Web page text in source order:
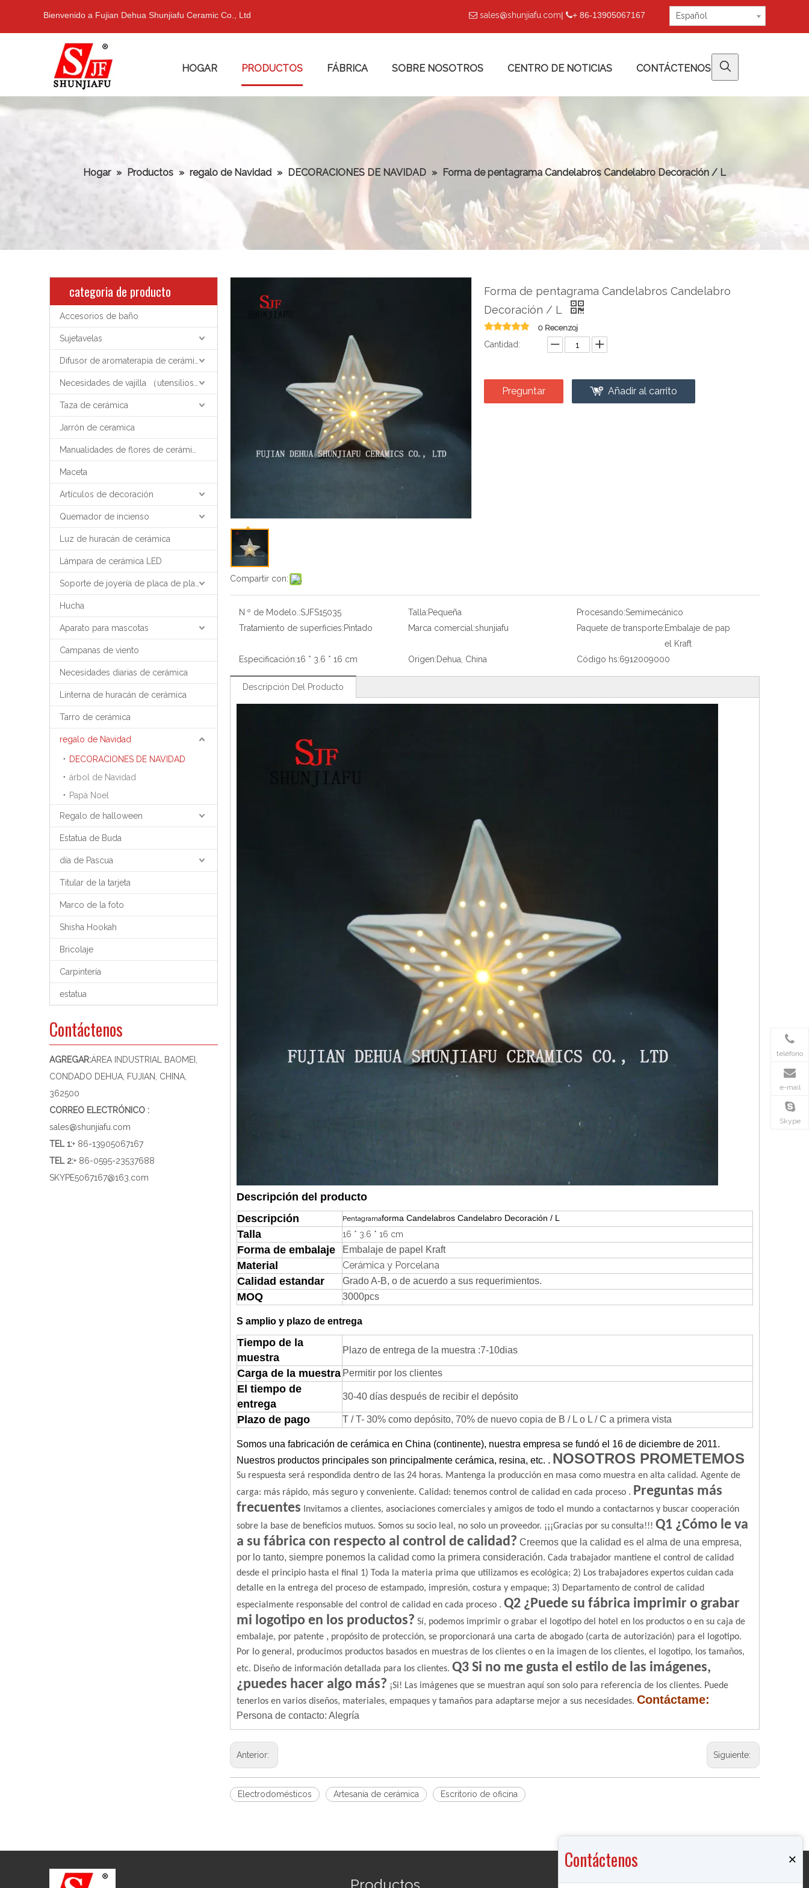
Bienvenido a Fujian Dehua Shunjiafu Ceramic Co., Ltd  sales@shunjiafu.com| + 86-13905067167 Español
HOGAR PRODUCTOS FÁBRICA SOBRE NOSOTROS CENTRO DE NOTICIAS CONTÁCTENOS
Hogar » Productos » regalo de Navidad » DECORACIONES DE NAVIDAD » Forma de pentagrama Candelabros Candelabro Decoración / L
categoria de producto
Accesorios de baño
Sujetavelas
Taza de cerámica
Jarrón de ceramica
Maceta
Artículos de decoración
Quemador de incienso
Luz de huracán de cerámica
Lámpara de cerámica LED
Hucha
Aparato para mascotas
Campanas de viento
Necesidades diarias de cerámica
Linterna de huracán de cerámica
Tarro de cerámica
regalo de Navidad
DECORACIONES DE NAVIDAD
árbol de Navidad
Papá Noel
Regalo de halloween
Estatua de Buda
día de Pascua
Titular de la tarjeta
Marco de la foto
Shisha Hookah
Bricolaje
Carpintería
estatua
Contáctenos
AGREGAR:ÁREA INDUSTRIAL BAOMEI,
CONDADO DEHUA, FUJIAN, CHINA,
362500
CORREO ELECTRÓNICO :
sales@shunjiafu.com
TEL 1:+ 86-13905067167
TEL 2:+ 86-0595-23537688
SKYPE5067167@163.com
Compartir con:
Forma de pentagrama Candelabros Candelabro
Decoración / L
0 Recenzoj
Cantidad:
Preguntar Añadir al carrito
N º de Modelo.:SJFS15035 Talla:Pequeña Procesando:Semimecánico
Tratamiento de superficies:Pintado Marca comercial:shunjiafu Paquete de transporte:Embalaje de pap
el Kraft
Especificación:16 * 3.6 * 16 cm Origen:Dehua, China Código hs:6912009000
Descripción Del Producto
Descripción del producto
Descripción
Pentagramaforma Candelabros Candelabro Decoración / L
Talla 16 * 3.6 * 16 cm
Forma de embalaje Embalaje de papel Kraft
Material Cerámica y Porcelana
Calidad estandar Grado A-B, o de acuerdo a sus requerimientos.
MOQ 3000pcs
S amplio y plazo de entrega
Tiempo de la
muestra
Plazo de entrega de la muestra :7-10dias
Carga de la muestra Permitir por los clientes
El tiempo de
entrega
30-40 días después de recibir el depósito
Plazo de pago T / T- 30% como depósito, 70% de nuevo copia de B / L o L / C a primera vista
Somos una fabricación de cerámica en China (continente), nuestra empresa se fundó el 16 de diciembre de 2011.
Nuestros productos principales son principalmente cerámica, resina, etc. . NOSOTROS PROMETEMOS
Su respuesta será respondida dentro de las 24 horas. Mantenga la producción en masa como muestra en alta calidad. Agente de
carga: más rápido, más seguro y conveniente. Calidad: tenemos control de calidad en cada proceso . Preguntas más
frecuentes
Invitamos a clientes, asociaciones comerciales y amigos de todo el mundo a contactarnos y buscar cooperación
sobre la base de beneficios mutuos. Somos su socio leal, no solo un proveedor. ¡¡¡Gracias por su consulta!!! Q1 ¿Cómo le va
a su fábrica con respecto al control de calidad? Creemos que la calidad es el alma de una empresa,
por lo tanto, siempre ponemos la calidad como la primera consideración. Cada trabajador mantiene el control de calidad
desde el principio hasta el final
1) Toda la materia prima que utilizamos es ecológica; 2) Los trabajadores expertos cuidan cada
detalle en la entrega del proceso de estampado, impresión, costura y empaque; 3) Departamento de control de calidad
especialmente responsable del control de calidad en cada proceso . Q2 ¿Puede su fábrica imprimir o grabar
mi logotipo en los productos? Sí, podemos imprimir o grabar el logotipo del hotel en los productos o en su caja de
embalaje, por patente , propósito de protección, se proporcionará una carta de abogado (carta de autorización) para el logotipo.
Por lo general, producimos productos basados ​​en muestras de los clientes o en la imagen de los clientes, el logotipo, los tamaños,
etc. Diseño de información detallada para los clientes. Q3 Si no me gusta el estilo de las imágenes,
¿puedes hacer algo más? ¡Si! Las imágenes que se muestran aquí son solo para referencia de los clientes. Puede
tenerlos en varios diseños, materiales, empaques y tamaños para adaptarse mejor a sus necesidades. Contáctame:
Persona de contacto: Alegría
Anterior: Siguiente:
Electrodomésticos Artesanía de cerámica Escritorio de oficina
Contáctenos ×
teléfono
e-mail
Skype